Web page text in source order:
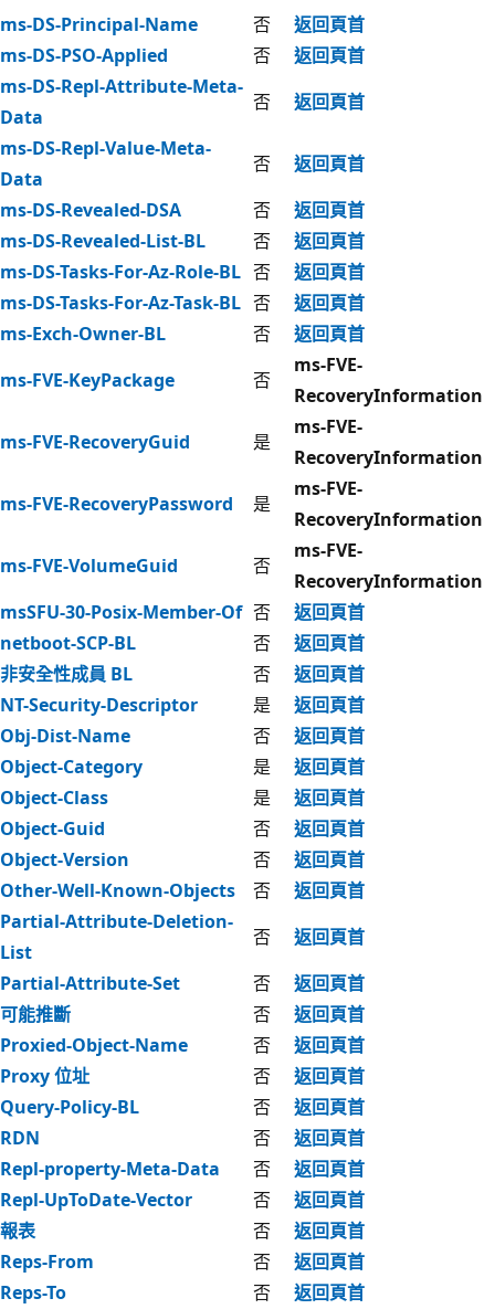
ms-DS-Principal-Name
否
返回頁首
ms-DS-PSO-Applied
否
返回頁首
ms-DS-Repl-Attribute-Meta-
Data
否
返回頁首
ms-DS-Repl-Value-Meta-
Data
否
返回頁首
ms-DS-Revealed-DSA
否
返回頁首
ms-DS-Revealed-List-BL
否
返回頁首
ms-DS-Tasks-For-Az-Role-BL 否
返回頁首
ms-DS-Tasks-For-Az-Task-BL 否
返回頁首
ms-Exch-Owner-BL
否
返回頁首
ms-FVE-KeyPackage
否
ms-FVE-
RecoveryInformation
ms-FVE-RecoveryGuid
是
ms-FVE-
RecoveryInformation
ms-FVE-RecoveryPassword
是
ms-FVE-
RecoveryInformation
ms-FVE-VolumeGuid
否
ms-FVE-
RecoveryInformation
msSFU-30-Posix-Member-Of 否
返回頁首
netboot-SCP-BL
否
返回頁首
非安全性成員 BL
否
返回頁首
NT-Security-Descriptor
是
返回頁首
Obj-Dist-Name
否
返回頁首
Object-Category
是
返回頁首
Object-Class
是
返回頁首
Object-Guid
否
返回頁首
Object-Version
否
返回頁首
Other-Well-Known-Objects
否
返回頁首
Partial-Attribute-Deletion-
List
否
返回頁首
Partial-Attribute-Set
否
返回頁首
可能推斷
否
返回頁首
Proxied-Object-Name
否
返回頁首
Proxy 位址
否
返回頁首
Query-Policy-BL
否
返回頁首
RDN
否
返回頁首
Repl-property-Meta-Data
否
返回頁首
Repl-UpToDate-Vector
否
返回頁首
報表
否
返回頁首
Reps-From
否
返回頁首
Reps-To
否
返回頁首